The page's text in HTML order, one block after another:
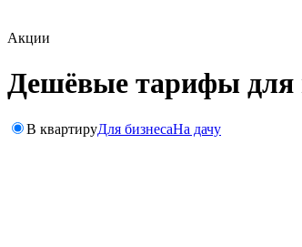
Акции
Дешёвые тарифы для
В квартируДля бизнесаНа дачу